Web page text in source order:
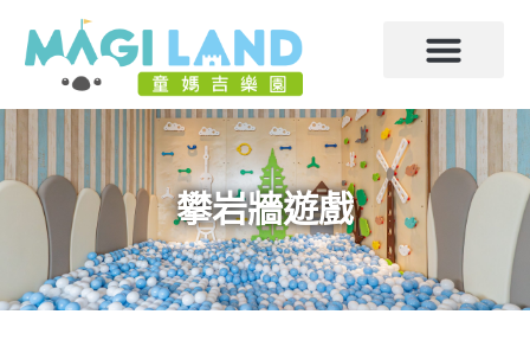
攀岩牆遊戲